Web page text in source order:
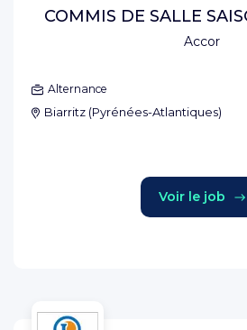
Accor
COMMIS DE SALLE
Alternance
Biarritz (Pyrénées-Atlantiques)
Voir le job